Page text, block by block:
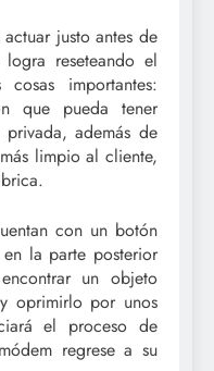
justo antes de
reseteando el
importantes:
que pueda tener
además de
limpio al cliente,
con un botón
la parte posterior
un objeto
oprimirlo por unos
el proceso de
regrese a su